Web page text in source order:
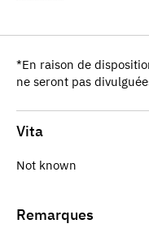
*En raison de
ne seront pas
Vita
Not known
Remarques